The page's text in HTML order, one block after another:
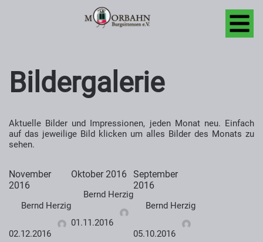
Bildergalerie
Aktuelle Bilder und Impressionen, jeden Monat neu. Einfach
auf das jeweilige Bild klicken um alles Bilder des Monats zu
sehen.
November
2016
Bernd Herzig
02.12.2016
Oktober 2016
Bernd Herzig
01.11.2016
September
2016
Bernd Herzig
05.10.2016